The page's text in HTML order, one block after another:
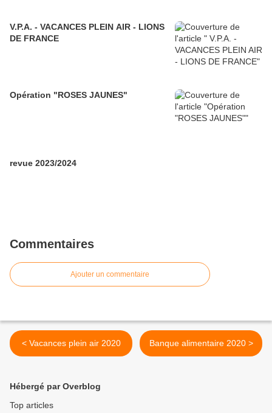
V.P.A. - VACANCES PLEIN AIR - LIONS
DE FRANCE
Opération "ROSES JAUNES"
revue 2023/2024
Commentaires
Ajouter un commentaire
< Vacances plein air 2020 Banque alimentaire 2020 >
Hébergé par Overblog
Top articles